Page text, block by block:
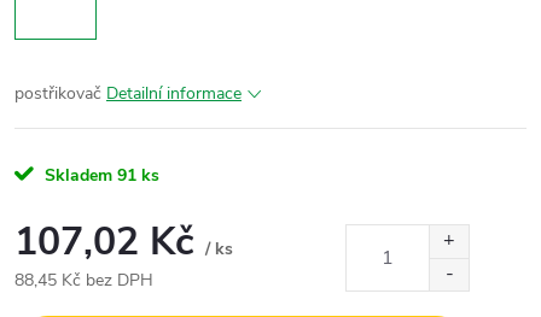
postřikovač Detailní informace
Skladem 91 ks
107,02 Kč / ks
88,45 Kč bez DPH